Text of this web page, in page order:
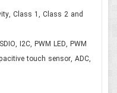
Class 1, Class 2 and
I2C, PWM LED, PWM
touch sensor, ADC,